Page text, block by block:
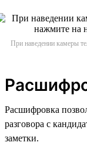
При наведении камеры
Расшифровка
разговора с
заметки.